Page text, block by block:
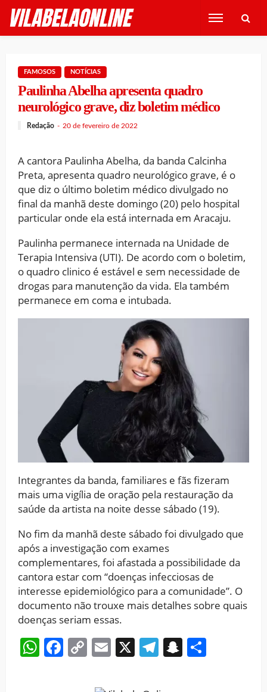
FAMOSOS NOTÍCIAS
Paulinha Abelha apresenta quadro
neurológico grave, diz boletim médico
Redação 20 de fevereiro de 2022
A cantora Paulinha Abelha, da banda Calcinha
Preta, apresenta quadro neurológico grave, é o
que diz o último boletim médico divulgado no
final da manhã deste domingo (20) pelo hospital
particular onde ela está internada em Aracaju.
Paulinha permanece internada na Unidade de
Terapia Intensiva (UTI). De acordo com o boletim,
o quadro clinico é estável e sem necessidade de
drogas para manutenção da vida. Ela também
permanece em coma e intubada.
Integrantes da banda, familiares e fãs fizeram
mais uma vigília de oração pela restauração da
saúde da artista na noite desse sábado (19).
No fim da manhã deste sábado foi divulgado que
após a investigação com exames
complementares, foi afastada a possibilidade da
cantora estar com “doenças infecciosas de
interesse epidemiológico para a comunidade”. O
documento não trouxe mais detalhes sobre quais
doenças seriam essas.
WhatsApp
Facebook
CopyEmail
X Telegram
Snapchat